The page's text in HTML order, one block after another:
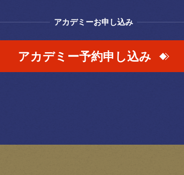
アカデミーお申し込み
アカデミー予約申し込み